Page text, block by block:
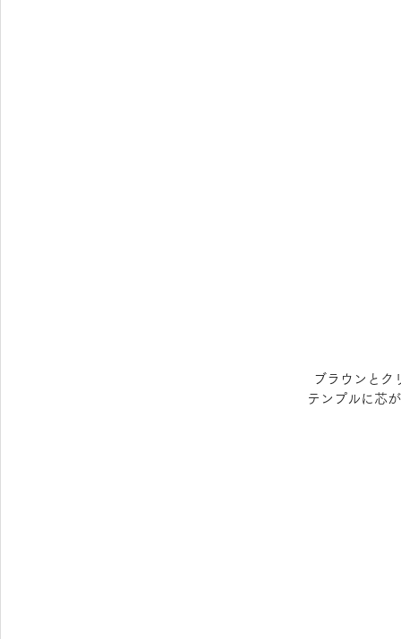
ブラウンとク
テンプルに芯